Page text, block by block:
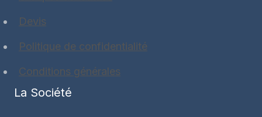
Devis
Politique de confidentialité
Conditions générales
La Société